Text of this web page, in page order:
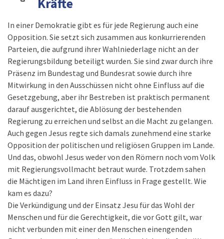
In einer Demokratie gibt es für jede Regierung auch eine
Opposition. Sie setzt sich zusammen aus konkurrierenden
Parteien, die aufgrund ihrer Wahlniederlage nicht an der
Regierungsbildung beteiligt wurden. Sie sind zwar durch ihre
Präsenz im Bundestag und Bundesrat sowie durch ihre
Mitwirkung in den Ausschüssen nicht ohne Einfluss auf die
Gesetzgebung, aber ihr Bestreben ist praktisch permanent
darauf ausgerichtet, die Ablösung der bestehenden
Regierung zu erreichen und selbst an die Macht zu gelangen.
Auch gegen Jesus regte sich damals zunehmend eine starke
Opposition der politischen und religiösen Gruppen im Lande.
Und das, obwohl Jesus weder von den Römern noch vom Volk
mit Regierungsvollmacht betraut wurde. Trotzdem sahen
die Mächtigen im Land ihren Einfluss in Frage gestellt. Wie
kam es dazu?
Die Verkündigung und der Einsatz Jesu für das Wohl der
Menschen und für die Gerechtigkeit, die vor Gott gilt, war
nicht verbunden mit einer den Menschen einengenden